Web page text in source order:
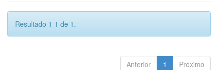
Resultado 1-1 de 1.
Anterior 1 Próximo